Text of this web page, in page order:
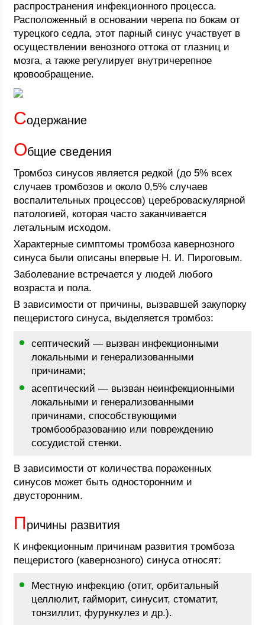
распространения инфекционного процесса.
Расположенный в основании черепа по бокам от
турецкого седла, этот парный синус участвует в
осуществлении венозного оттока от глазниц и
мозга, а также регулирует внутричерепное
кровообращение.
Содержание
Общие сведения
Тромбоз синусов является редкой (до 5% всех
случаев тромбозов и около 0,5% случаев
воспалительных процессов) цереброваскулярной
патологией, которая часто заканчивается
летальным исходом.
Характерные симптомы тромбоза кавернозного
синуса были описаны впервые Н. И. Пироговым.
Заболевание встречается у людей любого
возраста и пола.
В зависимости от причины, вызвавшей закупорку
пещеристого синуса, выделяется тромбоз:
септический — вызван инфекционными
локальными и генерализованными
причинами;
асептический — вызван неинфекционными
локальными и генерализованными
причинами, способствующими
тромбообразованию или повреждению
сосудистой стенки.
В зависимости от количества пораженных
синусов может быть односторонним и
двусторонним.
Причины развития
К инфекционным причинам развития тромбоза
пещеристого (кавернозного) синуса относят:
Местную инфекцию (отит, орбитальный
целлюлит, гайморит, синусит, стоматит,
тонзиллит, фурункулез и др.).